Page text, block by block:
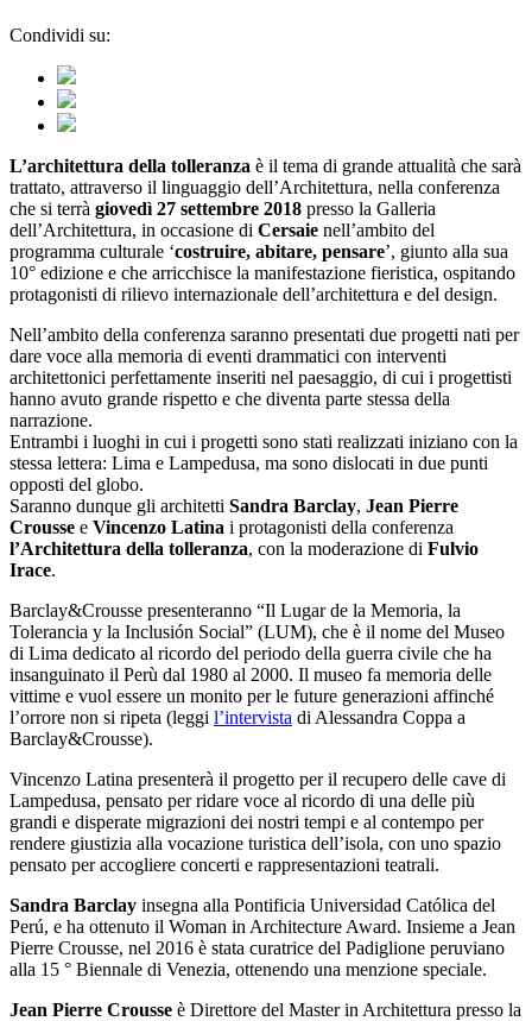
Condividi su:
L’architettura della tolleranza è il tema di grande attualità che sarà
trattato, attraverso il linguaggio dell’Architettura, nella conferenza
che si terrà giovedì 27 settembre 2018 presso la Galleria
dell’Architettura, in occasione di Cersaie nell’ambito del
programma culturale ‘costruire, abitare, pensare’, giunto alla sua
10° edizione e che arricchisce la manifestazione fieristica, ospitando
protagonisti di rilievo internazionale dell’architettura e del design.
Nell’ambito della conferenza saranno presentati due progetti nati per
dare voce alla memoria di eventi drammatici con interventi
architettonici perfettamente inseriti nel paesaggio, di cui i progettisti
hanno avuto grande rispetto e che diventa parte stessa della
narrazione.
Entrambi i luoghi in cui i progetti sono stati realizzati iniziano con la
stessa lettera: Lima e Lampedusa, ma sono dislocati in due punti
opposti del globo.
Saranno dunque gli architetti Sandra Barclay, Jean Pierre
Crousse e Vincenzo Latina i protagonisti della conferenza
l’Architettura della tolleranza, con la moderazione di Fulvio
Irace.
Barclay&Crousse presenteranno “Il Lugar de la Memoria, la
Tolerancia y la Inclusión Social” (LUM), che è il nome del Museo
di Lima dedicato al ricordo del periodo della guerra civile che ha
insanguinato il Perù dal 1980 al 2000. Il museo fa memoria delle
vittime e vuol essere un monito per le future generazioni affinché
l’orrore non si ripeta (leggi l’intervista di Alessandra Coppa a
Barclay&Crousse).
Vincenzo Latina presenterà il progetto per il recupero delle cave di
Lampedusa, pensato per ridare voce al ricordo di una delle più
grandi e disperate migrazioni dei nostri tempi e al contempo per
rendere giustizia alla vocazione turistica dell’isola, con uno spazio
pensato per accogliere concerti e rappresentazioni teatrali.
Sandra Barclay insegna alla Pontificia Universidad Católica del
Perú, e ha ottenuto il Woman in Architecture Award. Insieme a Jean
Pierre Crousse, nel 2016 è stata curatrice del Padiglione peruviano
alla 15 ° Biennale di Venezia, ottenendo una menzione speciale.
Jean Pierre Crousse è Direttore del Master in Architettura presso la